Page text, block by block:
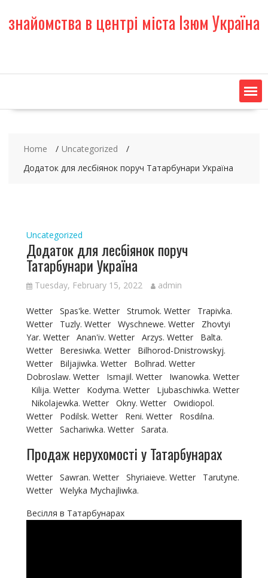
o
n
знайомства в центрі міста Ізюм Україна
Home
Uncategorized
Додаток для лесбіянок поруч Татарбунари Україна
Uncategorized
Додаток для лесбіянок поруч
Татарбунари Україна
Tuesday, February 15, 2022 admin
Wetter Spas'ke. Wetter Strumok. Wetter Trapivka.
Wetter Tuzly. Wetter Wyschnewe. Wetter Zhovtyi
Yar. Wetter Anan'iv. Wetter Arzys. Wetter Balta.
Wetter Beresiwka. Wetter Bilhorod-Dnistrowskyj.
Wetter Biljajiwka. Wetter Bolhrad. Wetter
Dobroslaw. Wetter Ismajil. Wetter Iwanowka. Wetter
Kilija. Wetter Kodyma. Wetter Ljubaschiwka. Wetter
Nikolajewka. Wetter Okny. Wetter Owidiopol.
Wetter Podilsk. Wetter Reni. Wetter Rosdilna.
Wetter Sachariwka. Wetter Sarata.
Продаж нерухомості у Татарбунарах
Wetter Sawran. Wetter Shyriaieve. Wetter Tarutyne.
Wetter Welyka Mychajliwka.
Весілля в Татарбунарах